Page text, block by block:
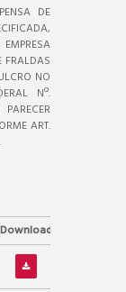
DE
FRALDAS
NO
Nº.
ART.
Download